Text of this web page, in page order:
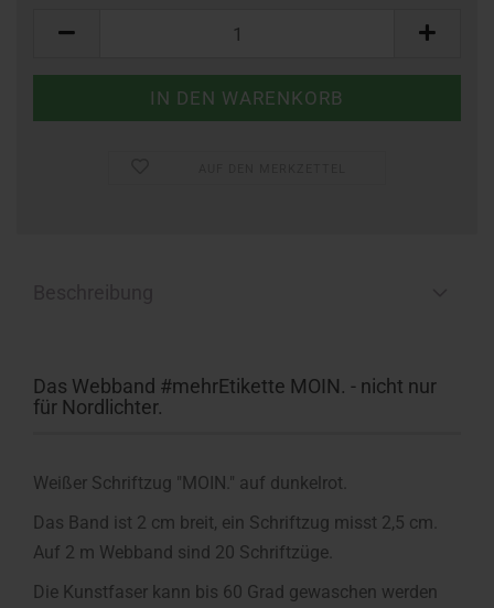
Das Webband #mehrEtikette MOIN. - nicht nur
für Nordlichter.
Weißer Schriftzug "MOIN." auf dunkelrot.
Das Band ist 2 cm breit, ein Schriftzug misst 2,5 cm.
Auf 2 m Webband sind 20 Schriftzüge.
Die Kunstfaser kann bis 60 Grad gewaschen werden